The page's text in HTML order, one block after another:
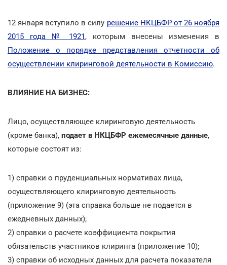
12 января вступило в силу решение НКЦБФР от 26 ноября
2015 года № 1921, которым внесены изменения в
Положение о порядке представления отчетности об
осуществлении клиринговой деятельности в Комиссию.
ВЛИЯНИЕ НА БИЗНЕС:
Лицо, осуществляющее клиринговую деятельность
(кроме банка), подает в НКЦБФР ежемесячные данные,
которые состоят из:
1) справки о пруденциальных нормативах лица,
осуществляющего клиринговую деятельность
(приложение 9) (эта справка больше не подается в
ежедневных данных);
2) справки о расчете коэффициента покрытия
обязательств участников клиринга (приложение 10);
3) справки об исходных данных для расчета показателя